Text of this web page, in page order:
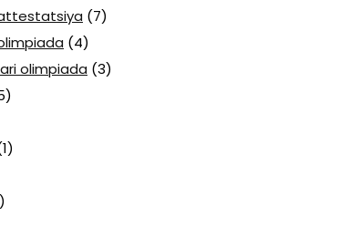
(7)
(4)
olimpiada (3)